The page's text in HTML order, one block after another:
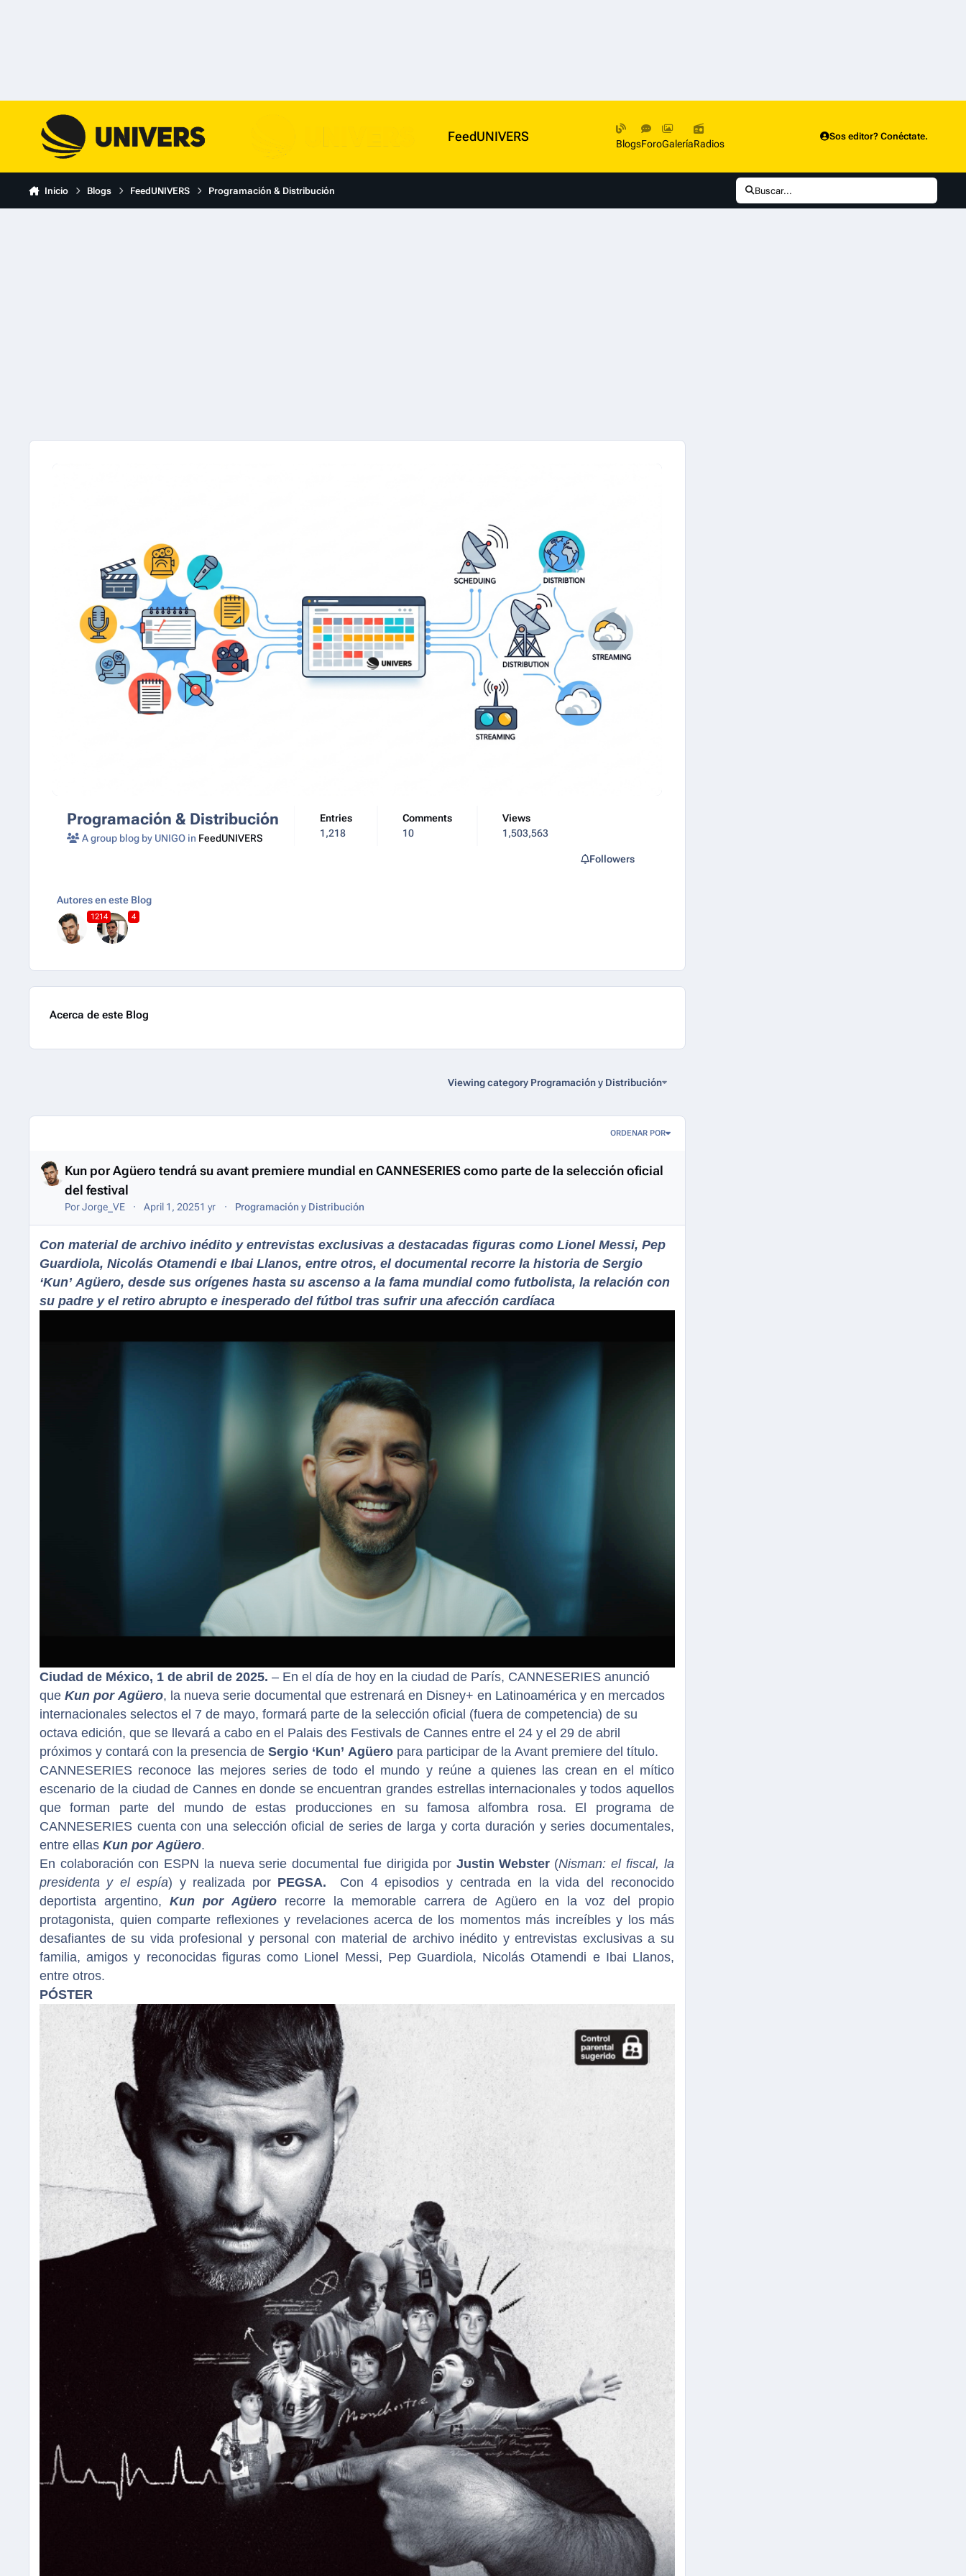
FeedUNIVERS BlogsForoGaleríaRadios
Sos editor? Conéctate.
Inicio Blogs FeedUNIVERS Programación & Distribución Buscar...
Programación & Distribución
A group blog by UNIGO in FeedUNIVERS
Entries
1,218
Comments
10
Views
1,503,563
Followers
Autores en este Blog
1214 4
Acerca de este Blog
Viewing category Programación y Distribución
Entries in this blog
ORDENAR POR
Kun por Agüero tendrá su avant premiere mundial en CANNESERIES como parte de la selección oficial
del festival
PorJorge_VE April 1, 20251 yr Programación y Distribución
Con material de archivo inédito y entrevistas exclusivas a destacadas figuras como Lionel Messi, Pep
Guardiola, Nicolás Otamendi e Ibai Llanos, entre otros, el documental recorre la historia de Sergio
‘Kun’ Agüero, desde sus orígenes hasta su ascenso a la fama mundial como futbolista, la relación con
su padre y el retiro abrupto e inesperado del fútbol tras sufrir una afección cardíaca
Ciudad de México, 1 de abril de 2025. – En el día de hoy en la ciudad de París, CANNESERIES anunció
que Kun por Agüero, la nueva serie documental que estrenará en Disney+ en Latinoamérica y en mercados
internacionales selectos el 7 de mayo, formará parte de la selección oficial (fuera de competencia) de su
octava edición, que se llevará a cabo en el Palais des Festivals de Cannes entre el 24 y el 29 de abril
próximos y contará con la presencia de Sergio ‘Kun’ Agüero para participar de la Avant premiere del título.
CANNESERIES reconoce las mejores series de todo el mundo y reúne a quienes las crean en el mítico
escenario de la ciudad de Cannes en donde se encuentran grandes estrellas internacionales y todos aquellos
que forman parte del mundo de estas producciones en su famosa alfombra rosa. El programa de
CANNESERIES cuenta con una selección oficial de series de larga y corta duración y series documentales,
entre ellas Kun por Agüero.
En colaboración con ESPN la nueva serie documental fue dirigida por Justin Webster (Nisman: el fiscal, la
presidenta y el espía) y realizada por PEGSA.
Con 4 episodios y centrada en la vida del reconocido
deportista argentino, Kun por Agüero recorre la memorable carrera de Agüero en la voz del propio
protagonista, quien comparte reflexiones y revelaciones acerca de los momentos más increíbles y los más
desafiantes de su vida profesional y personal con material de archivo inédito y entrevistas exclusivas a su
familia, amigos y reconocidas figuras como Lionel Messi, Pep Guardiola, Nicolás Otamendi e Ibai Llanos,
entre otros.
PÓSTER